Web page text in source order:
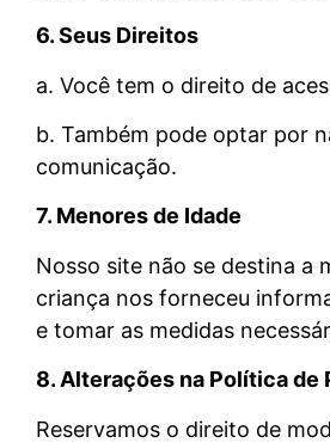
6. Seus Direitos
a. Você tem o direito de
b. Também pode optar por
comunicação.
7. Menores de Idade
Nosso site não se destina a
criança nos forneceu
e tomar as medidas
8. Alterações na Política de
Reservamos o direito de